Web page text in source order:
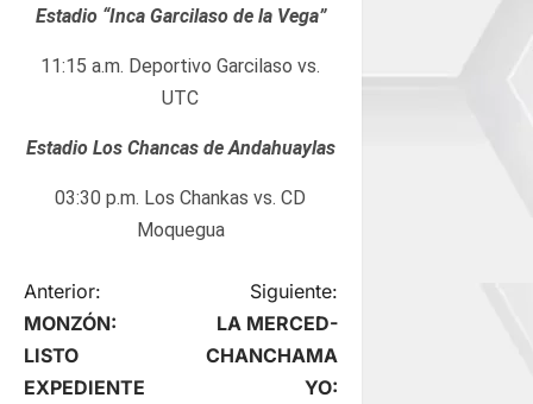
Estadio “Inca Garcilaso de la Vega”
11:15 a.m. Deportivo Garcilaso vs.
UTC
Estadio Los Chancas de Andahuaylas
03:30 p.m. Los Chankas vs. CD
Moquegua
N
a
Anterior:
MONZÓN:
LISTO
EXPEDIENTE
Siguiente:
LA MERCED-
CHANCHAMA
YO: